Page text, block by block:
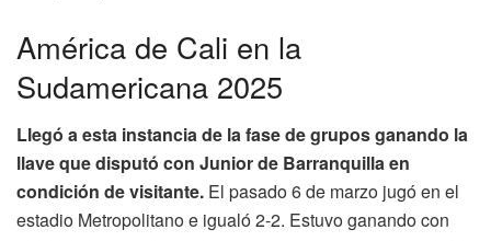
América de Cali en la
Sudamericana 2025
Llegó a esta instancia de la fase de grupos ganando la
llave que disputó con Junior de Barranquilla en
condición de visitante. El pasado 6 de marzo jugó en el
estadio Metropolitano e igualó 2-2. Estuvo ganando con